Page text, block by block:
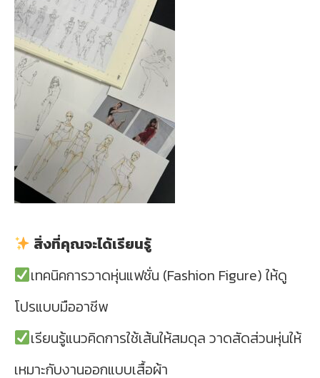
สิ่งที่คุณจะได้เรียนรู้
เทคนิคการวาดหุ่นแฟชั่น (Fashion Figure) ให้ดู
โปรแบบมืออาชีพ
เรียนรู้แนวคิดการใช้เส้นให้สมดุล วาดสัดส่วนหุ่นให้
เหมาะกับงานออกแบบเสื้อผ้า